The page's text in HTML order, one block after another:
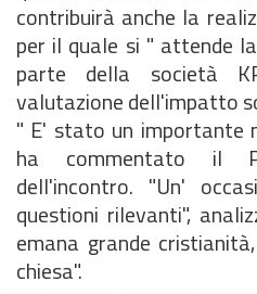
contribuirà anche la
per il quale si " attende
parte della società
valutazione dell'impatto
" E' stato un importante
ha commentato il
dell'incontro. "Un'
questioni rilevanti",
emana grande
chiesa".